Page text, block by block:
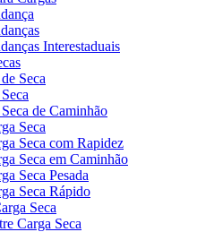
Interestaduais
Seca
de Caminhão
Seca
Seca com Rapidez
Seca em Caminhão
Seca Pesada
Seca Rápido
Seca
Carga Seca